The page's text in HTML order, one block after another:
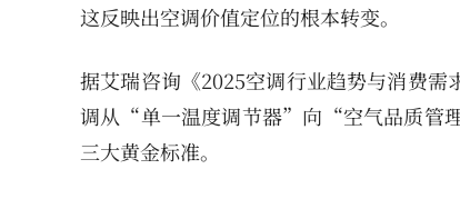
这反映出空调价值定位的根本转变。
据艾瑞咨询《2025空调行业趋势与消费需
调从“单一温度调节器”向“空气品质管
三大黄金标准。